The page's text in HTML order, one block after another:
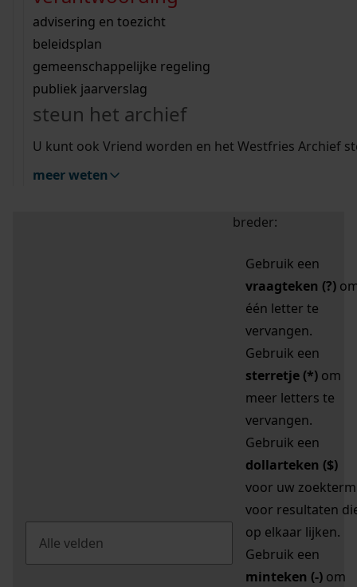
bouwvergunningen
omgevingsvergunningen
vergunningen
beeld en geluid
uitleg nodig?
Wij helpen u op weg met een aantal zoektips.
bekijk alle zoektips
Wij helpen u op weg met een aantal zoektips.
bekijk alle zoektips
bekijk ons geschiedenislokaal
advisering en toezicht
beleidsplan
gemeenschappelijke regeling
publiek jaarverslag
steun het archief
U kunt ook Vriend worden en het Westfries Archief
meer weten
zoektips
Mijn Studiezaal (inloggen)
uw zoekopdracht te
breder:
Gebruik een
vraagteken (?)
één letter te
vervangen.
Gebruik een
sterretje (*) om
meer letters te
vervangen.
Gebruik een
dollarteken ($)
voor uw zoekterm
voor resultaten
op elkaar lijken.
Gebruik een
minteken (-) om